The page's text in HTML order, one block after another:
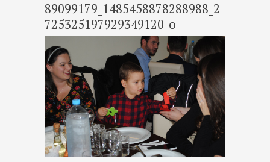
89099179_1485458878288988_2
725325197929349120_o